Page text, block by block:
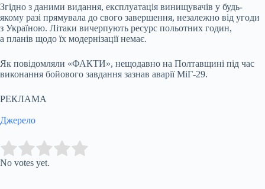
Згідно з даними видання, експлуатація винищувачів у будь-
якому разі прямувала до свого завершення, незалежно від угоди
з Україною. Літаки вичерпують ресурс польотних годин,
а планів щодо їх модернізації немає.
Як повідомляли «ФАКТИ», нещодавно на Полтавщині під час
виконання бойового завдання зазнав аварії МіГ-29.
РЕКЛАМА
Джерело
Rate this item:
No votes yet.